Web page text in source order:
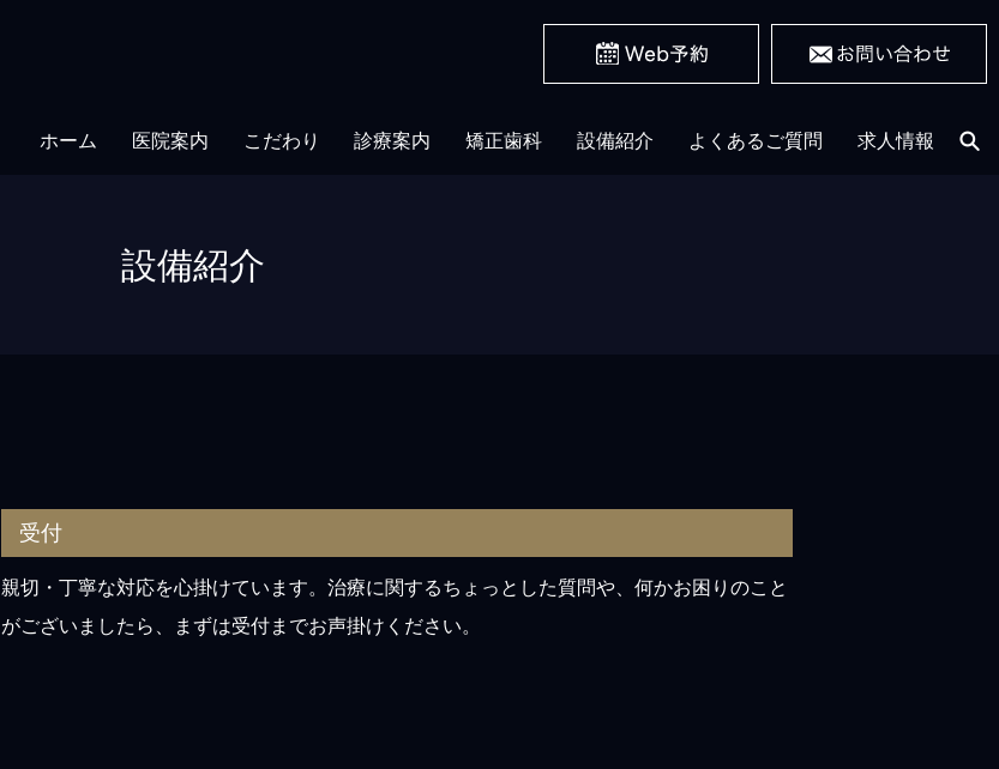
ホーム 医院案内 こだわり 診療案内 矯正歯科 設備紹介 よくあるご質問 求人情報
設備紹介
受付
親切・丁寧な対応を心掛けています。治療に関するちょっとした質問や、何かお困りのこと
がございましたら、まずは受付までお声掛けください。